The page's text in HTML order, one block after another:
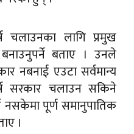
चलाउनका लागि प्रमुख
बताए । उनले
नबनाई एउटा सर्वमान्य
सरकार चलाउन सकिने
पूर्ण समानुपातिक
।